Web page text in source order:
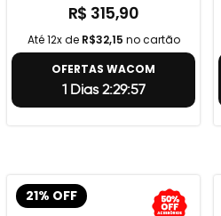
R$ 315,90
Até 12x de R$32,15 no cartão
OFERTAS WACOM
1 Dias 2:29:56
21% OFF